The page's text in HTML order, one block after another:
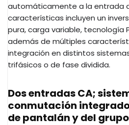
automáticamente a la entrada
características incluyen un
pura, carga variable, tecnología
además de múltiples
integración en distintos
trifásicos o de fase dividida.
Dos entradas CA;
conmutación
de pantalán y del